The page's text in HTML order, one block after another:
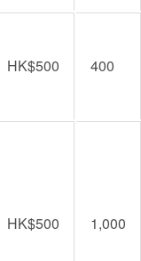
HK$500 400
HK$500 1,000